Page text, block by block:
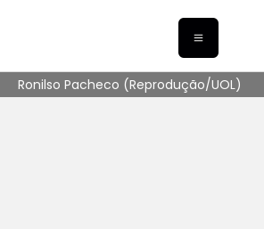
Ronilso Pacheco (Reprodução/UOL)